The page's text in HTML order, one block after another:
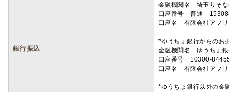
銀行振込
金融機関名 埼玉りそ
口座番号 普通
口座名 有限会社アフ
*ゆうちょ銀行からのお
金融機関名 ゆうちょ
口座番号 10300-
口座名 有限会社アフ
*ゆうちょ銀行以外の金